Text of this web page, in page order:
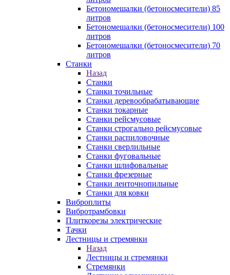
Бетономешалки (бетоносмесители) 85
литров
Бетономешалки (бетоносмесители) 100
литров
Бетономешалки (бетоносмесители) 70
литров
Станки
Назад
Станки
Станки точильные
Станки деревообрабатывающие
Станки токарные
Станки рейсмусовые
Станки строгально рейсмусовые
Станки распиловочные
Станки сверлильные
Станки фуговальные
Станки шлифовальные
Станки фрезерные
Станки ленточнопильные
Станки для ковки
Виброплиты
Вибротрамбовки
Плиткорезы электрические
Тачки
Лестницы и стремянки
Назад
Лестницы и стремянки
Стремянки